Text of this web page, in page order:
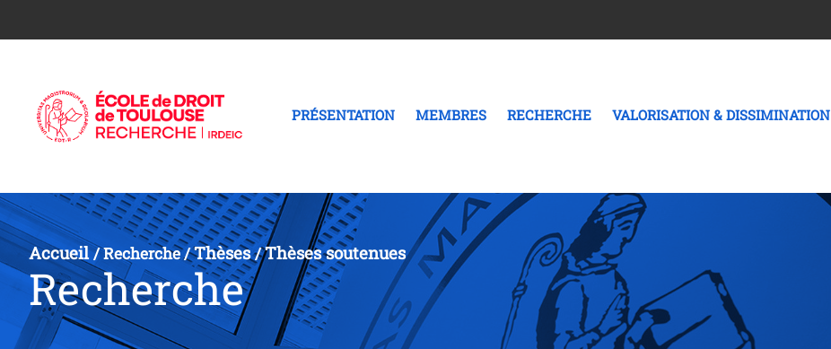
PRÉSENTATION MEMBRES RECHERCHE VALORISATION & DISSIMINATION
Accueil/Recherche/Thèses/Thèses soutenues
Recherche